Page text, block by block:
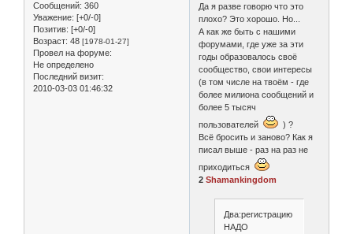
Сообщений: 360
Уважение: [+0/-0]
Позитив: [+0/-0]
Возраст: 48 [1978-01-27]
Провел на форуме:
Не определено
Последний визит:
2010-03-03 01:46:32
Да я разве говорю что это
плохо? Это хорошо. Но...
А как же быть с нашими
форумами, где уже за эти
годы образовалось своё
сообщество, свои интересы
(в том числе на твоём - где
более милиона сообщений и
более 5 тысяч
пользователей
) ?
Всё бросить и заново? Как я
писал выше - раз на раз не
приходиться
2Shamankingdom
Два:регистрацию
НАДО